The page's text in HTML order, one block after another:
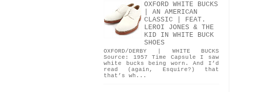
OXFORD WHITE BUCKS
| AN AMERICAN
CLASSIC | FEAT.
LEROI JONES & THE
KID IN WHITE BUCK
SHOES
OXFORD/DERBY | WHITE BUCKS
Source: 1957 Time Capsule I saw
white bucks being worn. And I’d
read (again, Esquire?) that
that’s wh...